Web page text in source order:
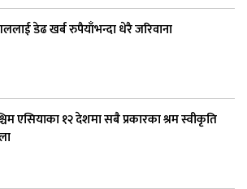
डेढ खर्ब रुपैयाँभन्दा धेरै जरिवाना
एसियाका १२ देशमा सबै प्रकारका श्रम स्वीकृति